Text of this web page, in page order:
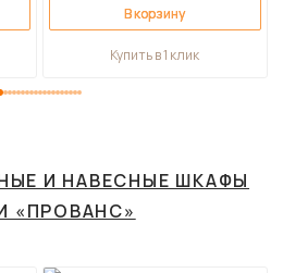
В корзину
Купить в 1 клик
И НАВЕСНЫЕ ШКАФЫ
«ПРОВАНС»